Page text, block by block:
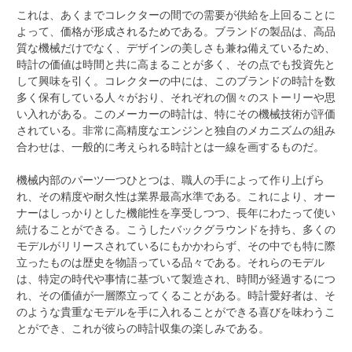
これは、あくまでコレクターの間での需要が供給を上回ることに
よって、価格が形成されるためである。ブランドの製品は、高品
質な機械だけでなく、デザインの美しさも兼ね備えているため、
時計の価値は時間と共に高まることが多く、その点でも投資先と
して興味を引く。コレクターの中には、このブランドの時計を数
多く保有している人々がおり、それぞれの個々のストーリーや思
い入れがある。このメーカーの時計は、特にその機械技術が評価
されている。非常に高精度なエンジンと独自のメカニズムの組み
合わせは、一般的に考えられる時計とは一線を画するものだ。
機械内部のパーツ一つひとつは、職人の手によって作り上げら
れ、その精度や耐久性は業界最高水準である。これにより、オー
ナーはしっかりとした機能性を享受しつつ、長年にわたって使い
続けることができる。こうしたバックグラウンドを持ち、多くの
モデルがリリースされているにもかかわらず、その中でも特に際
立ったものは歴史を物語っている品々である。それらのモデル
は、特定の時代や事情に基づいて製造され、時間が経過するにつ
れ、その価値が一層際立ってくることがある。時計愛好者は、そ
のような貴重なモデルを手に入れることができる喜びを味わうこ
とができ、これが彼らの時計収集の楽しみである。